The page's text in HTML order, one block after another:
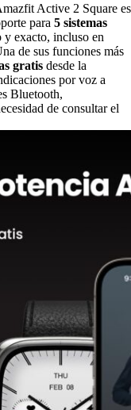
Active 2 Square es
para 5 sistemas
y exacto, incluso en
de sus funciones más
gratis desde la
por voz a
Bluetooth,
de consultar el